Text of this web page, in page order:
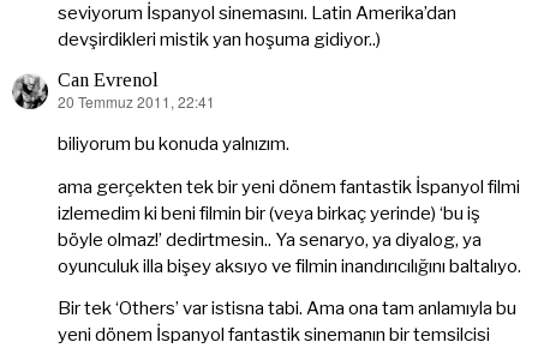
seviyorum İspanyol sinemasını. Latin Amerika’dan
devşirdikleri mistik yan hoşuma gidiyor..)
Can Evrenol
dedi
20 Temmuz 2011, 22:41
biliyorum bu konuda yalnızım.
ama gerçekten tek bir yeni dönem fantastik İspanyol filmi
izlemedim ki beni filmin bir (veya birkaç yerinde) ‘bu iş
böyle olmaz!’ dedirtmesin.. Ya senaryo, ya diyalog, ya
oyunculuk illa bişey aksıyo ve filmin inandırıcılığını baltalıyo.
Bir tek ‘Others’ var istisna tabi. Ama ona tam anlamıyla bu
yeni dönem İspanyol fantastik sinemanın bir temsilcisi